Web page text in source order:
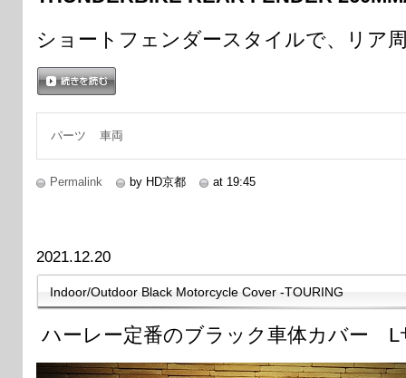
ショートフェンダースタイルで、リア
パーツ 車両
Permalink by HD京都 at 19:45
2021.12.20
Indoor/Outdoor Black Motorcycle Cover -TOURING
ハーレー定番のブラック車体カバー L